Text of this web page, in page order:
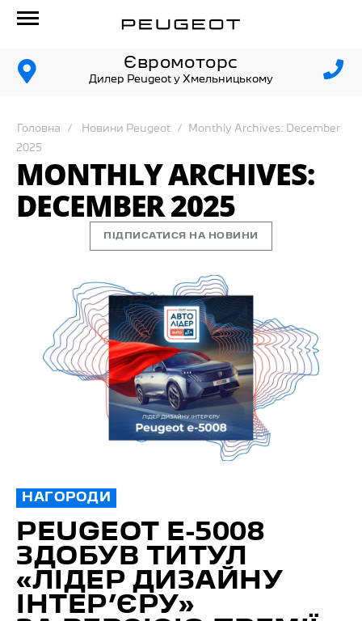
Євромоторс
Дилер Peugeot у Хмельницькому
Головна Новини Peugeot Monthly Archives: December
2025
MONTHLY ARCHIVES:
DECEMBER 2025
ПІДПИСАТИСЯ НА НОВИНИ
НАГОРОДИ
PEUGEOT E-5008
ЗДОБУВ ТИТУЛ
«ЛІДЕР ДИЗАЙНУ
ІНТЕР’ЄРУ»